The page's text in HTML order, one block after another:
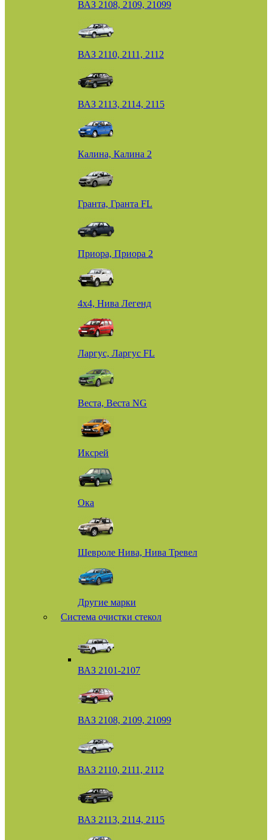
ВАЗ 2108, 2109, 21099
ВАЗ 2110, 2111, 2112
ВАЗ 2113, 2114, 2115
Калина, Калина 2
Гранта, Гранта FL
Приора, Приора 2
4х4, Нива Легенд
Ларгус, Ларгус FL
Веста, Веста NG
Иксрей
Ока
Шевроле Нива, Нива Тревел
Другие марки
Система очистки стекол
ВАЗ 2101-2107
ВАЗ 2108, 2109, 21099
ВАЗ 2110, 2111, 2112
ВАЗ 2113, 2114, 2115